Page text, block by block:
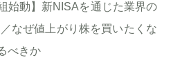
始動】新NISAを通じた業界の
なぜ値上がり株を買いたくな
べきか